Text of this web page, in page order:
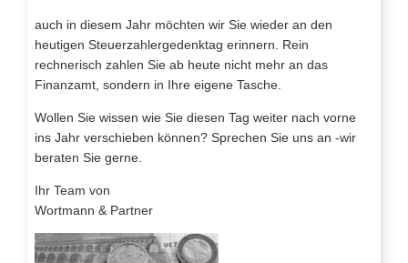
auch in diesem Jahr möchten wir Sie wieder an den
heutigen Steuerzahlergedenktag erinnern. Rein
rechnerisch zahlen Sie ab heute nicht mehr an das
Finanzamt, sondern in Ihre eigene Tasche.
Wollen Sie wissen wie Sie diesen Tag weiter nach vorne
ins Jahr verschieben können? Sprechen Sie uns an -wir
beraten Sie gerne.
Ihr Team von
Wortmann & Partner